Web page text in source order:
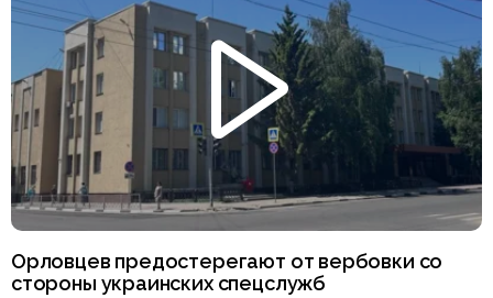
Орловцев предостерегают от вербовки со
стороны украинских спецслужб